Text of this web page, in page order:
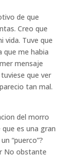
de que
Creo que
vida. Tuve que
que me habia
mensaje
que ver
tan mal.
del morro
es una gran
“puerco”?
No obstante